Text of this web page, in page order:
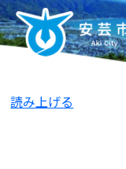
読み上げる